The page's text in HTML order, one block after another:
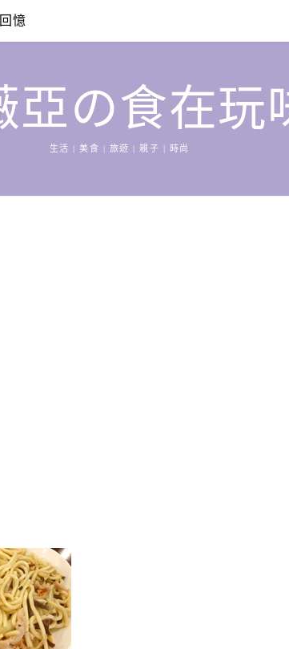
憶
亞の食在玩
生活 | 美食 | 旅遊 | 親子 | 時尚